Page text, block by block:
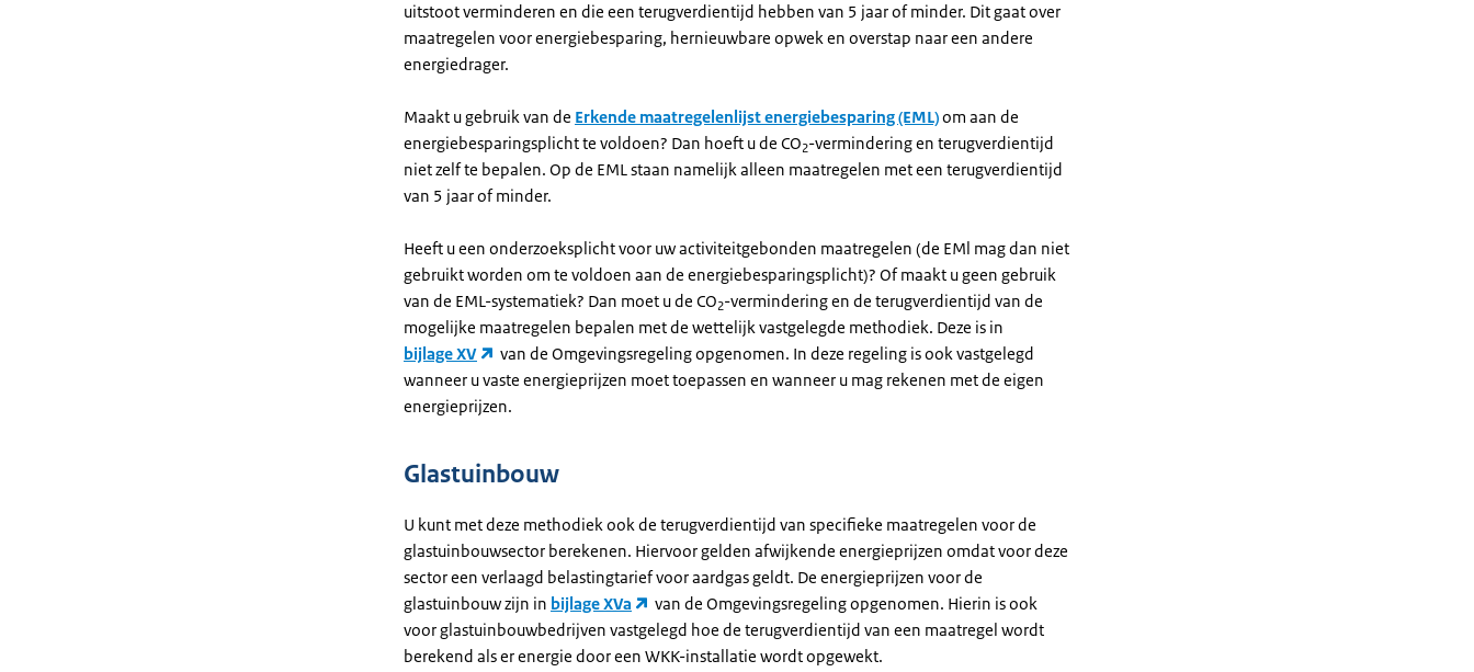
uitstoot verminderen en die een terugverdientijd hebben van 5 jaar of minder. Dit gaat over
maatregelen voor energiebesparing, hernieuwbare opwek en overstap naar een andere
energiedrager.
Maakt u gebruik van de Erkende maatregelenlijst energiebesparing (EML)om aan de
energiebesparingsplicht te voldoen? Dan hoeft u de CO2-vermindering en terugverdientijd
niet zelf te bepalen. Op de EML staan namelijk alleen maatregelen met een terugverdientijd
van 5 jaar of minder.
Heeft u een onderzoeksplicht voor uw activiteitgebonden maatregelen (de EMl mag dan niet
gebruikt worden om te voldoen aan de energiebesparingsplicht)? Of maakt u geen gebruik
van de EML-systematiek? Dan moet u de CO2-vermindering en de terugverdientijd van de
mogelijke maatregelen bepalen met de wettelijk vastgelegde methodiek. Deze is in
bijlage XV
van de Omgevingsregeling opgenomen. In deze regeling is ook vastgelegd
wanneer u vaste energieprijzen moet toepassen en wanneer u mag rekenen met de eigen
energieprijzen.
Glastuinbouw
U kunt met deze methodiek ook de terugverdientijd van specifieke maatregelen voor de
glastuinbouwsector berekenen. Hiervoor gelden afwijkende energieprijzen omdat voor deze
sector een verlaagd belastingtarief voor aardgas geldt. De energieprijzen voor de
glastuinbouw zijn in bijlage XVa
van de Omgevingsregeling opgenomen. Hierin is ook
voor glastuinbouwbedrijven vastgelegd hoe de terugverdientijd van een maatregel wordt
berekend als er energie door een WKK-installatie wordt opgewekt.